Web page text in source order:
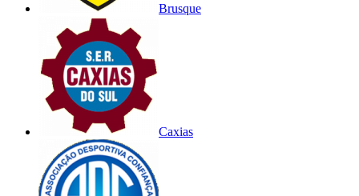
Brusque
Caxias